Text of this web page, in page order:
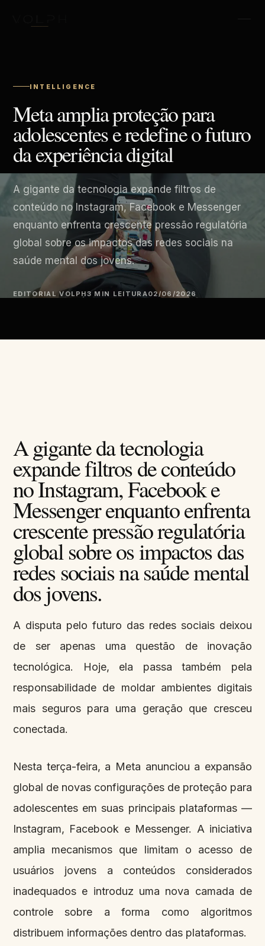
INTELLIGENCE
Meta amplia proteção para
adolescentes e redefine o futuro
da experiência digital
A gigante da tecnologia expande filtros de
conteúdo no Instagram, Facebook e Messenger
enquanto enfrenta crescente pressão regulatória
global sobre os impactos das redes sociais na
saúde mental dos jovens.
EDITORIAL VOLPH3 MIN LEITURA02/06/2026
A gigante da tecnologia
expande filtros de conteúdo
no Instagram, Facebook e
Messenger enquanto enfrenta
crescente pressão regulatória
global sobre os impactos das
redes sociais na saúde mental
dos jovens.
A disputa pelo futuro das redes sociais deixou
de ser apenas uma questão de inovação
tecnológica. Hoje, ela passa também pela
responsabilidade de moldar ambientes digitais
mais seguros para uma geração que cresceu
conectada.
Nesta terça-feira, a Meta anunciou a expansão
global de novas configurações de proteção para
adolescentes em suas principais plataformas —
Instagram, Facebook e Messenger. A iniciativa
amplia mecanismos que limitam o acesso de
usuários jovens a conteúdos considerados
inadequados e introduz uma nova camada de
controle sobre a forma como algoritmos
distribuem informações dentro das plataformas.